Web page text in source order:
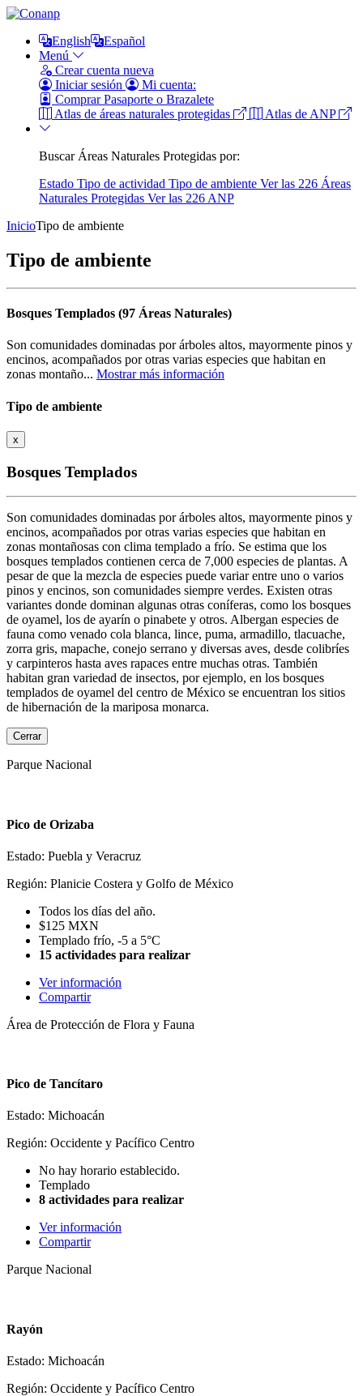
English
Español
Menú
Crear cuenta nueva
Iniciar sesión
Mi cuenta:
Comprar Pasaporte o Brazalete
Atlas de áreas naturales protegidas
Atlas de ANP
Buscar Áreas Naturales Protegidas por:
Estado Tipo de actividad Tipo de ambiente Ver las 226 Áreas
Naturales Protegidas Ver las 226 ANP
InicioTipo de ambiente
Tipo de ambiente
Bosques Templados (97 Áreas Naturales)
Son comunidades dominadas por árboles altos, mayormente pinos y
encinos, acompañados por otras varias especies que habitan en
zonas montaño... Mostrar más información
Tipo de ambiente
x
Bosques Templados
Son comunidades dominadas por árboles altos, mayormente pinos y
encinos, acompañados por otras varias especies que habitan en
zonas montañosas con clima templado a frío. Se estima que los
bosques templados contienen cerca de 7,000 especies de plantas. A
pesar de que la mezcla de especies puede variar entre uno o varios
pinos y encinos, son comunidades siempre verdes. Existen otras
variantes donde dominan algunas otras coníferas, como los bosques
de oyamel, los de ayarín o pinabete y otros. Albergan especies de
fauna como venado cola blanca, lince, puma, armadillo, tlacuache,
zorra gris, mapache, conejo serrano y diversas aves, desde colibríes
y carpinteros hasta aves rapaces entre muchas otras. También
habitan gran variedad de insectos, por ejemplo, en los bosques
templados de oyamel del centro de México se encuentran los sitios
de hibernación de la mariposa monarca.
Cerrar
Parque Nacional
Pico de Orizaba
Estado: Puebla y Veracruz
Región: Planicie Costera y Golfo de México
Todos los días del año.
$125 MXN
Templado frío, -5 a 5°C
15 actividades para realizar
Ver información
Compartir
Área de Protección de Flora y Fauna
Pico de Tancítaro
Estado: Michoacán
Región: Occidente y Pacífico Centro
No hay horario establecido.
Templado
8 actividades para realizar
Ver información
Compartir
Parque Nacional
Rayón
Estado: Michoacán
Región: Occidente y Pacífico Centro